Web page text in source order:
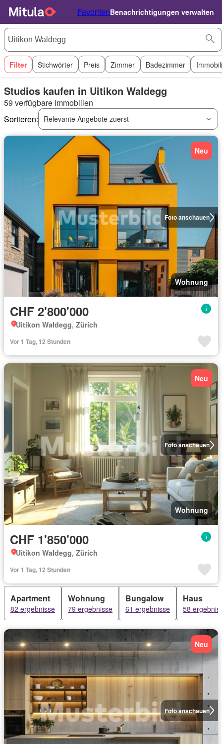
FavoritenBenachrichtigungen verwalten
Filter Stichwörter Preis Zimmer Badezimmer
Studios kaufen in Uitikon Waldegg
59 verfügbare immobilien
Sortieren:
Relevante Angebote zuerst
Foto anschauen
Neu
Wohnung
CHF 2'800'000
Uitikon Waldegg, Zürich
Vor 1 Tag, 12 Stunden
Foto anschauen
Neu
Wohnung
CHF 1'850'000
Uitikon Waldegg, Zürich
Vor 1 Tag, 12 Stunden
Apartment
82 ergebnisse
Wohnung
79 ergebnisse
Bungalow
61 ergebnisse
Haus
58
Foto anschauen
Neu